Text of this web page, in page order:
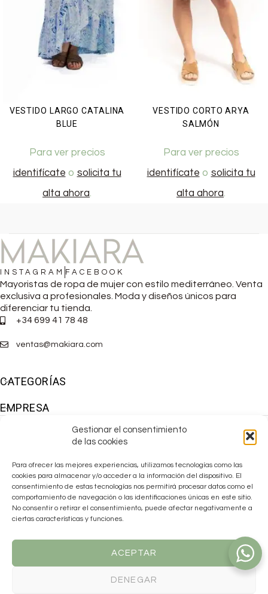
Gestionar el consentimiento
de las cookies
Para ofrecer las mejores experiencias, utilizamos tecnologías como las
cookies para almacenar y/o acceder a la información del dispositivo. El
consentimiento de estas tecnologías nos permitirá procesar datos como el
comportamiento de navegación o las identificaciones únicas en este sitio.
No consentir o retirar el consentimiento, puede afectar negativamente a
ciertas características y funciones.
ACEPTAR
DENEGAR
VESTIDO LARGO CATALINA
BLUE
Para ver precios
identifícate o solicita tu
alta ahora.
VESTIDO CORTO ARYA
SALMÓN
Para ver precios
identifícate o solicita tu
alta ahora.
INSTAGRAM FACEBOOK
Mayoristas de ropa de mujer con estilo mediterráneo. Venta
exclusiva a profesionales. Moda y diseños únicos para
diferenciar tu tienda.
+34 699 41 78 48
ventas@makiara.com
CATEGORÍAS
EMPRESA